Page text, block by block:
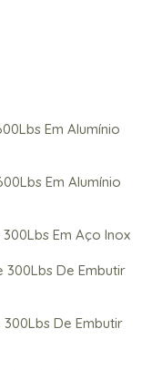
Em Alumínio
Em Alumínio
Em Aço Inox
300Lbs De Embutir
300Lbs De Embutir